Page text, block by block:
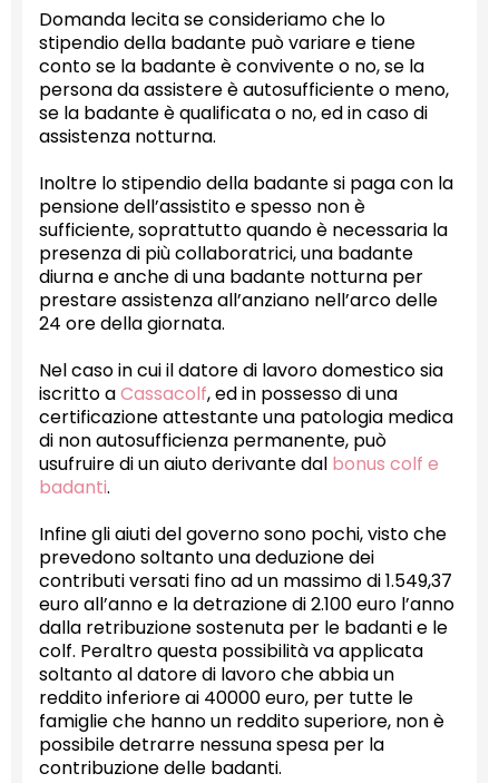
Domanda lecita se consideriamo che lo
stipendio della badante può variare e tiene
conto se la badante è convivente o no, se la
persona da assistere è autosufficiente o meno,
se la badante è qualificata o no, ed in caso di
assistenza notturna.
Inoltre lo stipendio della badante si paga con la
pensione dell’assistito e spesso non è
sufficiente, soprattutto quando è necessaria la
presenza di più collaboratrici, una badante
diurna e anche di una badante notturna per
prestare assistenza all’anziano nell’arco delle
24 ore della giornata.
Nel caso in cui il datore di lavoro domestico sia
iscritto aCassacolf, ed in possesso di una
certificazione attestante una patologia medica
di non autosufficienza permanente, può
usufruire di un aiuto derivante dal bonus colf e
badanti.
Infine gli aiuti del governo sono pochi, visto che
prevedono soltanto una deduzione dei
contributi versati fino ad un massimo di 1.549,37
euro all’anno e la detrazione di 2.100 euro l’anno
dalla retribuzione sostenuta per le badanti e le
colf. Peraltro questa possibilità va applicata
soltanto al datore di lavoro che abbia un
reddito inferiore ai 40000 euro, per tutte le
famiglie che hanno un reddito superiore, non è
possibile detrarre nessuna spesa per la
contribuzione delle badanti.